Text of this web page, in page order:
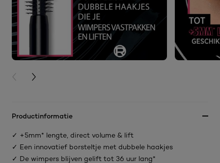
PREVIOUS CARD
NEXT CARD
Productinformatie
✓ +5mm* lengte, direct volume & lift
✓ Een innovatief borsteltje met dubbele haakjes
✓ De wimpers blijven gelift tot 36 uur lang*